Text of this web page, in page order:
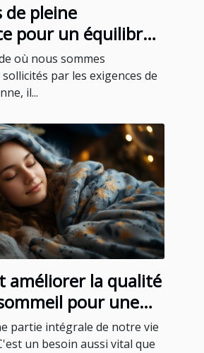
de pleine
pour un équilibre
où nous sommes
par les exigences de
il...
améliorer la qualité
pour une
partie intégrale de notre vie
un besoin aussi vital que